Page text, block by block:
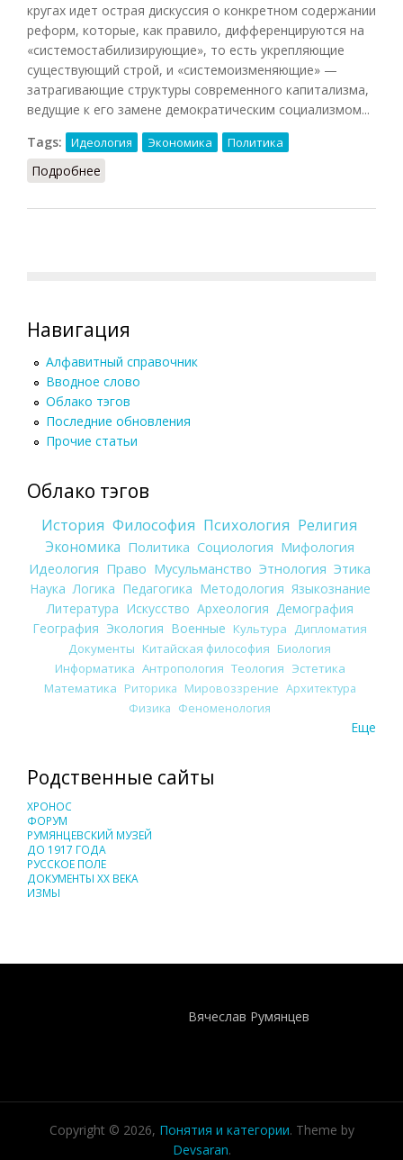
кругах идет острая дискуссия о конкретном содержании
реформ, которые, как правило, дифференцируются на
«системостабилизирующие», то есть укрепляющие
существующий строй, и «системоизменяющие» —
затрагивающие структуры современного капитализма,
ведущие к его замене демократическим социализмом...
Tags:
Идеология Экономика Политика
Подробнее
Навигация
Алфавитный справочник
Вводное слово
Облако тэгов
Последние обновления
Прочие статьи
Облако тэгов
История Философия Психология Религия
Экономика Политика Социология Мифология
Идеология Право Мусульманство Этнология Этика
Наука Логика Педагогика Методология Языкознание
Литература Искусство Археология Демография
География Экология Военные Культура
Дипломатия
Документы Китайская философия Биология
Информатика Антропология Теология Эстетика
Математика Риторика Мировоззрение Архитектура
Физика Феноменология
Еще
Родственные сайты
ХРОНОС
ФОРУМ
РУМЯНЦЕВСКИЙ МУЗЕЙ
ДО 1917 ГОДА
РУССКОЕ ПОЛЕ
ДОКУМЕНТЫ XX ВЕКА
ИЗМЫ
Вячеслав Румянцев
Copyright © 2026, Понятия и категории. Theme by
Devsaran.